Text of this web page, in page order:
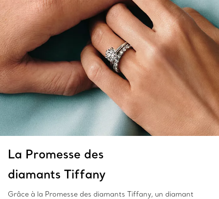
La Promesse des
diamants Tiffany
Grâce à la Promesse des diamants Tiffany, un diamant